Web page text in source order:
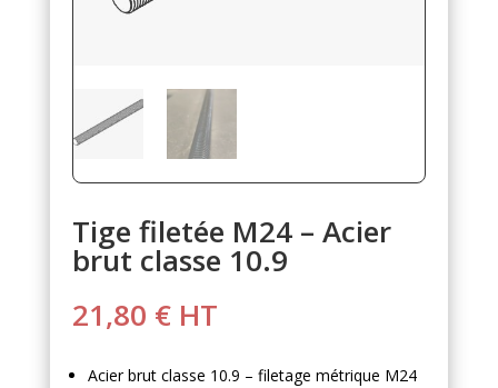
Tige filetée M24 – Acier
brut classe 10.9
21,80 € HT
Acier brut classe 10.9 – filetage métrique M24